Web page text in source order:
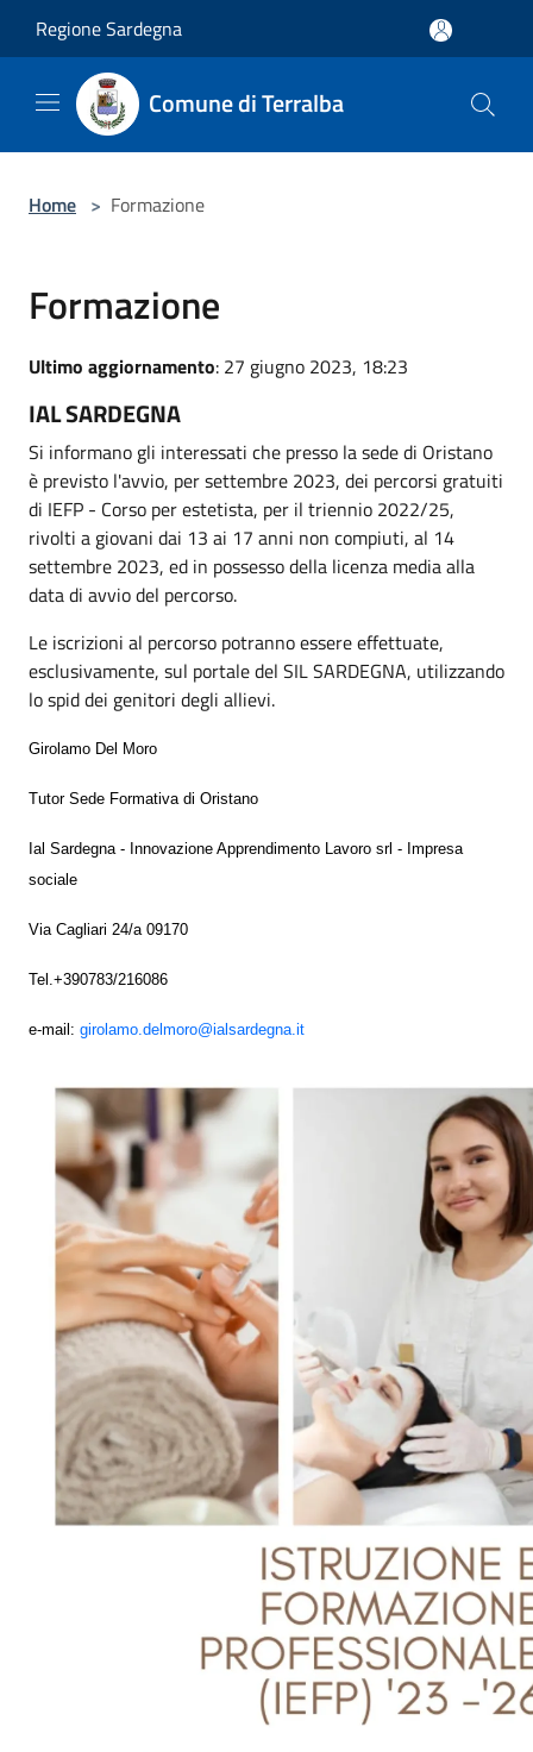
Regione Sardegna
Comune di Terralba
Home > Formazione
Formazione
Ultimo aggiornamento: 27 giugno 2023, 18:23
IAL SARDEGNA
Si informano gli interessati che presso la sede di Oristano
è previsto l'avvio, per settembre 2023, dei percorsi gratuiti
di IEFP - Corso per estetista, per il triennio 2022/25,
rivolti a giovani dai 13 ai 17 anni non compiuti, al 14
settembre 2023, ed in possesso della licenza media alla
data di avvio del percorso.
Le iscrizioni al percorso potranno essere effettuate,
esclusivamente, sul portale del SIL SARDEGNA, utilizzando
lo spid dei genitori degli allievi.
Girolamo Del Moro
Tutor Sede Formativa di Oristano
Ial Sardegna - Innovazione Apprendimento Lavoro srl - Impresa
sociale
Via Cagliari 24/a 09170
Tel.+390783/216086
e-mail: girolamo.delmoro@ialsardegna.it